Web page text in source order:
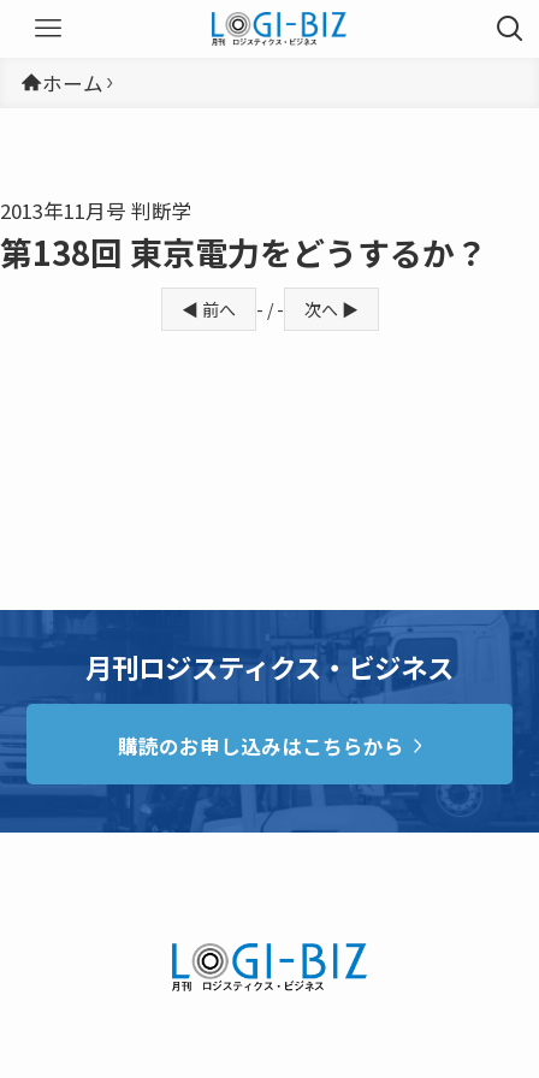
ホーム
2013年11月号 判断学
第138回 東京電力をどうするか？
◀ 前へ - / - 次へ ▶
月刊ロジスティクス・ビジネス
購読のお申し込みはこちらから